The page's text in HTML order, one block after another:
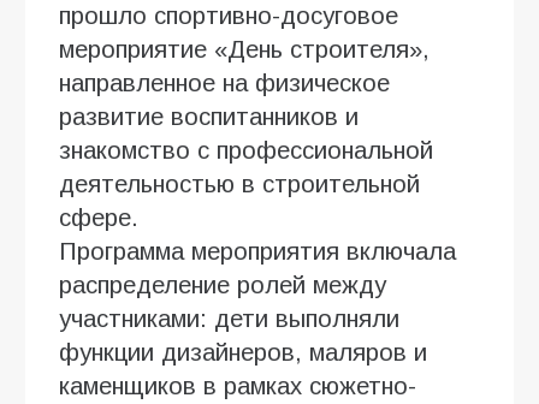
прошло спортивно-досуговое
мероприятие «День строителя»,
направленное на физическое
развитие воспитанников и
знакомство с профессиональной
деятельностью в строительной
сфере.
Программа мероприятия включала
распределение ролей между
участниками: дети выполняли
функции дизайнеров, маляров и
каменщиков в рамках сюжетно-